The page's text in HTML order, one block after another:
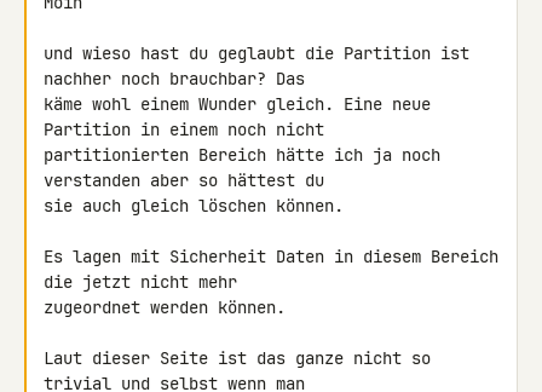
und wieso hast du geglaubt die Partition ist
nachher noch brauchbar? Das
käme wohl einem Wunder gleich. Eine neue
Partition in einem noch nicht
partitionierten Bereich hätte ich ja noch
verstanden aber so hättest du
sie auch gleich löschen können.
Es lagen mit Sicherheit Daten in diesem Bereich
die jetzt nicht mehr
zugeordnet werden können.
Laut dieser Seite ist das ganze nicht so
trivial und selbst wenn man